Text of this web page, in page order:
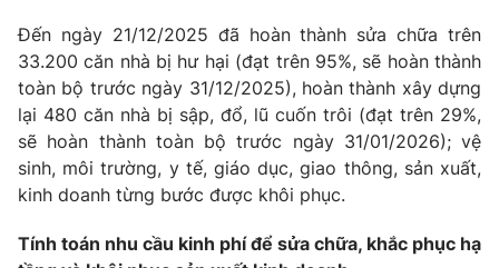
Theo dõi báo trên
Cơ quan chủ quản:Đài Truyền hình Việt Nam
Cơ quan báo chí:Thời báo VTV
Giấy phép hoạt động báo in và báo điện tử số 483/GP-BTTTT
Tổng Biên tập:
Vũ Thanh Thủy
Đến ngày 21/12/2025 đã hoàn thành sửa chữa trên
33.200 căn nhà bị hư hại (đạt trên 95%, sẽ hoàn thành
toàn bộ trước ngày 31/12/2025), hoàn thành xây dựng
lại 480 căn nhà bị sập, đổ, lũ cuốn trôi (đạt trên 29%,
sẽ hoàn thành toàn bộ trước ngày 31/01/2026); vệ
sinh, môi trường, y tế, giáo dục, giao thông, sản xuất,
kinh doanh từng bước được khôi phục.
Tính toán nhu cầu kinh phí để sửa chữa, khắc phục hạ